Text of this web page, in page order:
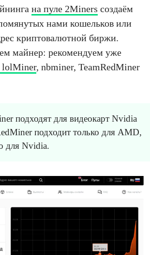
на пуле 2Miners создаём
нами кошельков или
криптовалютной биржи.
майнер: рекомендуем уже
lolMiner, nbminer, TeamRedMiner
подходят для видеокарт Nvidia
подходит только для AMD,
для Nvidia.